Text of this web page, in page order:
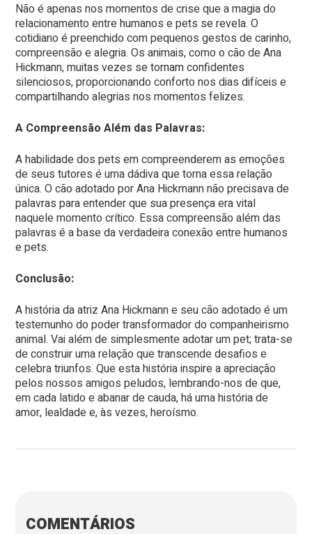
Não é apenas nos momentos de crise que a magia do
relacionamento entre humanos e pets se revela. O
cotidiano é preenchido com pequenos gestos de carinho,
compreensão e alegria. Os animais, como o cão de Ana
Hickmann, muitas vezes se tornam confidentes
silenciosos, proporcionando conforto nos dias difíceis e
compartilhando alegrias nos momentos felizes.
A Compreensão Além das Palavras:
A habilidade dos pets em compreenderem as emoções
de seus tutores é uma dádiva que torna essa relação
única. O cão adotado por Ana Hickmann não precisava de
palavras para entender que sua presença era vital
naquele momento crítico. Essa compreensão além das
palavras é a base da verdadeira conexão entre humanos
e pets.
Conclusão:
A história da atriz Ana Hickmann e seu cão adotado é um
testemunho do poder transformador do companheirismo
animal. Vai além de simplesmente adotar um pet; trata-se
de construir uma relação que transcende desafios e
celebra triunfos. Que esta história inspire a apreciação
pelos nossos amigos peludos, lembrando-nos de que,
em cada latido e abanar de cauda, há uma história de
amor, lealdade e, às vezes, heroísmo.
COMENTÁRIOS